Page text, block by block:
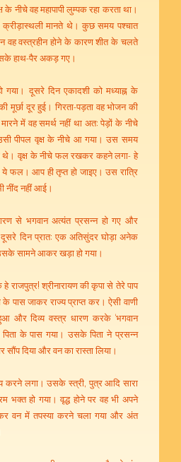
नीचे वह महापापी लुम्पक रहा करता था।
मानते थे। कुछ समय पश्चात
वह वस्त्रहीन होने के कारण शीत के चलते
हाथ-पैर अकड़ गए।
गया। दूसरे दिन एकादशी को मध्याह्न के
मूर्छा दूर हुई। गिरता-पड़ता वह भोजन की
में वह समर्थ नहीं था अत: पेड़ों के नीचे
पीपल वृक्ष के नीचे आ गया। उस समय
थे। वृक्ष के नीचे फल रखकर कहने लगा- हे
फल। आप ही तृप्त हो जाइए। उस रात्रि
नींद नहीं आई।
से भगवान अत्यंत प्रसन्न हो गए और
दिन प्रात: एक ‍अतिसुंदर घोड़ा अनेक
सामने आकर खड़ा हो गया।
राजपुत्र! श्रीनारायण की कृपा से तेरे पाप
पास जाकर राज्य प्राप्त कर। ऐसी वाणी
और दिव्य वस्त्र धारण करके ‘भगवान
के पास गया। उसके पिता ने प्रसन्न
दिया और वन का रास्ता लिया।
करने लगा। उसके स्त्री, पुत्र आदि सारा
भक्त हो गया। वृद्ध होने पर वह भी अपने
वन में तपस्या करने चला गया और अंत